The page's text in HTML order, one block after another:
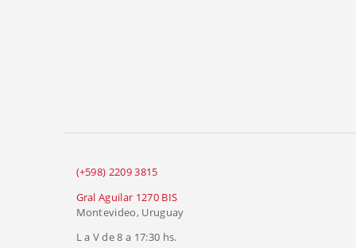
(+598) 2209 3815
Gral Aguilar 1270 BIS
Montevideo, Uruguay
L a V de 8 a 17:30 hs.